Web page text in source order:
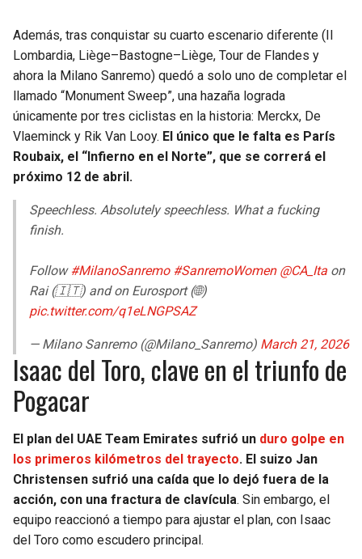
Además, tras conquistar su cuarto escenario diferente (Il
Lombardia, Liège–Bastogne–Liège, Tour de Flandes y
ahora la Milano Sanremo) quedó a solo uno de completar el
llamado “Monument Sweep”, una hazaña lograda
únicamente por tres ciclistas en la historia: Merckx, De
Vlaeminck y Rik Van Looy. El único que le falta es París
Roubaix, el “Infierno en el Norte”, que se correrá el
próximo 12 de abril.
Speechless. Absolutely speechless. What a fucking
finish.
Follow#MilanoSanremo #SanremoWomen @CA_Ita on
Rai (🇮🇹) and on Eurosport (🌐)
pic.twitter.com/q1eLNGPSAZ
— Milano Sanremo (@Milano_Sanremo) March 21, 2026
Isaac del Toro, clave en el triunfo de
Pogacar
El plan del UAE Team Emirates sufrió un duro golpe en
los primeros kilómetros del trayecto. El suizo Jan
Christensen sufrió una caída que lo dejó fuera de la
acción, con una fractura de clavícula. Sin embargo, el
equipo reaccionó a tiempo para ajustar el plan, con Isaac
del Toro como escudero principal.